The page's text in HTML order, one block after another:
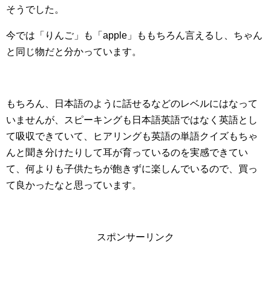
そうでした。
今では「りんご」も「apple」ももちろん言えるし、ちゃん
と同じ物だと分かっています。
もちろん、日本語のように話せるなどのレベルにはなって
いませんが、スピーキングも日本語英語ではなく英語とし
て吸収できていて、ヒアリングも英語の単語クイズもちゃ
んと聞き分けたりして耳が育っているのを実感できてい
て、何よりも子供たちが飽きずに楽しんでいるので、買っ
て良かったなと思っています。
スポンサーリンク